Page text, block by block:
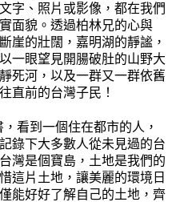
字、照片或影像，都在我們
面貌。透過柏林兄的心與
崖的壯闊，嘉明湖的靜謐，
一眼望見開腸破肚的山野大
死河，以及一群又一群依舊
直前的台灣子民！
看到一個住在都市的人，
錄下大多數人從未見過的台
灣是個寶島，土地是我們的
這片土地，讓美麗的環境日
能好好了解自己的土地，齊